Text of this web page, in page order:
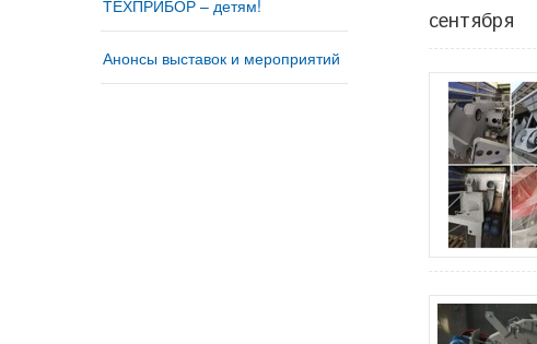
ТЕХПРИБОР – детям!
Анонсы выставок и мероприятий
сентября